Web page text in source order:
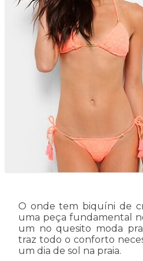
O onde tem biquíni de
uma peça fundamental
um no quesito moda
traz todo o conforto
um dia de sol na praia.